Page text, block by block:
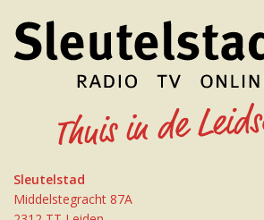
Sleutelstad
Middelstegracht 87A